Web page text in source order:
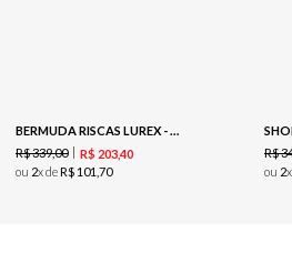
R$339,00 R$ 20340
ou 2x deR$ 101 70
R$
ou 2